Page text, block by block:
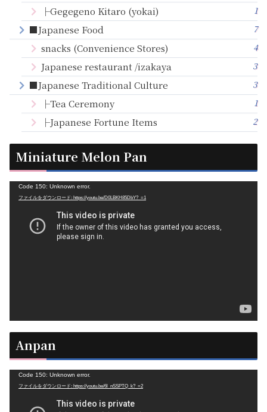
├Gegegeno Kitaro (yokai) 1
■Japanese Food 7
snacks (Convenience Stores) 4
Japanese restaurant /izakaya 3
■Japanese Traditional Culture 3
├Tea Ceremony 1
├Japanese Fortune Items 2
Miniature Melon Pan
Code 150: Unknown error.
ファイルをダウンロード: https://youtu.be/D0LBKH85DbY?_=1
Anpan
Code 150: Unknown error.
ファイルをダウンロード: https://youtu.be/6l_nSSPTQ_k?_=2